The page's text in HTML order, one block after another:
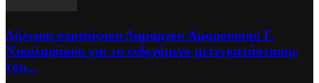
Δήλωση υποψήφιου Δημάρχου Αμαρουσίου Γ.
Νικολαράκου για το ενδεχόμενο μετεγκατάστασης
του...